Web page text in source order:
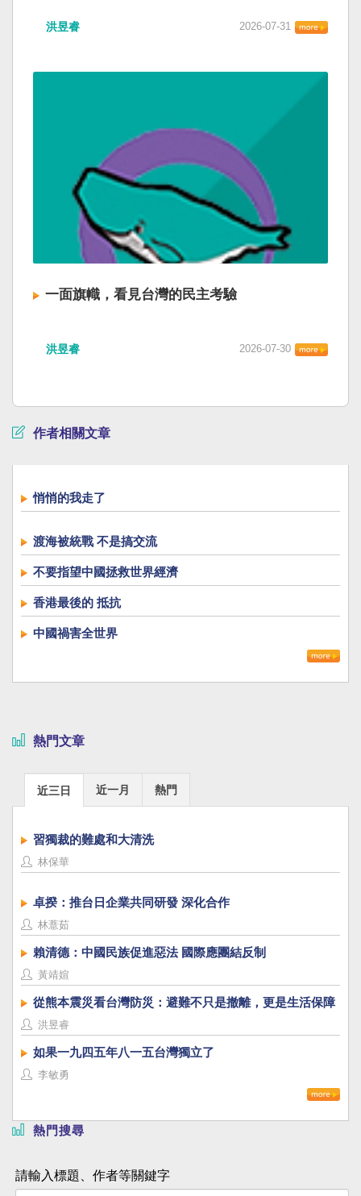
洪昱睿 2026-07-31
一面旗幟，看見台灣的民主考驗
洪昱睿 2026-07-30
作者相關文章
悄悄的我走了
渡海被統戰 不是搞交流
不要指望中國拯救世界經濟
香港最後的 抵抗
中國禍害全世界
熱門文章
近三日 近一月 熱門
習獨裁的難處和大清洗
林保華
卓揆：推台日企業共同研發 深化合作
林薏茹
賴清德：中國民族促進惡法 國際應團結反制
黃靖媗
從熊本震災看台灣防災：避難不只是撤離，更是生活保障
洪昱睿
如果一九四五年八一五台灣獨立了
李敏勇
熱門搜尋
請輸入標題、作者等關鍵字